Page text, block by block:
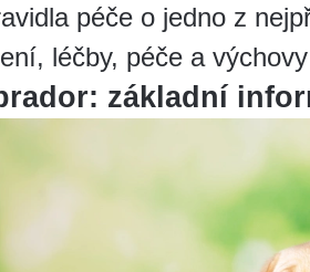
péče o jedno z
léčby, péče a
základní